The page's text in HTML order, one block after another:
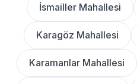
İsmailler Mahallesi
Karagöz Mahallesi
Karamanlar Mahallesi